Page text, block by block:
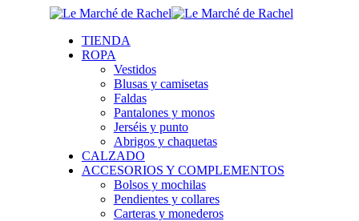
TIENDA
ROPA
Vestidos
Blusas y camisetas
Faldas
Pantalones y monos
Jerséis y punto
Abrigos y chaquetas
CALZADO
ACCESORIOS Y COMPLEMENTOS
Bolsos y mochilas
Pendientes y collares
Carteras y monederos